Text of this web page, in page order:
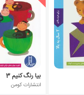
بیا رنگ کنیم 3
انتشارات کومن